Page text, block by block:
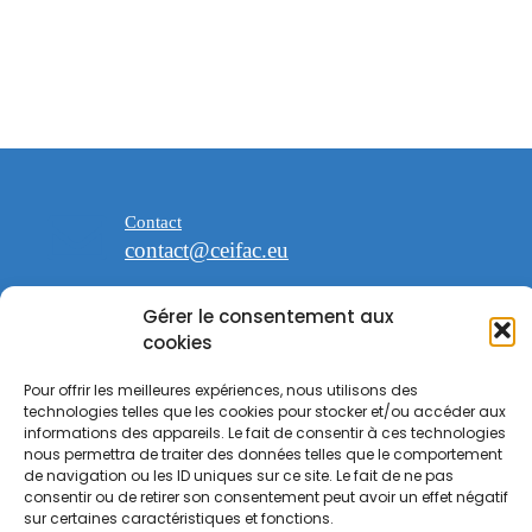
Gérer le consentement aux
cookies
Pour offrir les meilleures expériences, nous utilisons des
technologies telles que les cookies pour stocker et/ou accéder aux
informations des appareils. Le fait de consentir à ces technologies
nous permettra de traiter des données telles que le comportement
de navigation ou les ID uniques sur ce site. Le fait de ne pas
consentir ou de retirer son consentement peut avoir un effet négatif
sur certaines caractéristiques et fonctions.
Contact
contact@ceifac.eu
espace Saint Georges
47 avenue de la Forêt noire 67000
Strasbourg